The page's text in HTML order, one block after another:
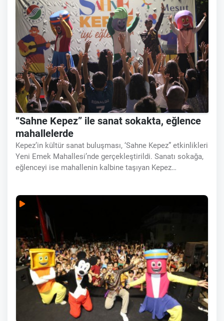
“Sahne Kepez” ile sanat sokakta, eğlence
mahallelerde
Kepez’in kültür sanat buluşması, ‘Sahne Kepez” etkinlikleri
Yeni Emek Mahallesi’nde gerçekleştirildi. Sanatı sokağa,
eğlenceyi ise mahallenin kalbine taşıyan Kepez